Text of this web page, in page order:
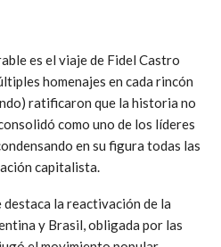
es el viaje de Fidel Castro
homenajes en cada rincón
ratificaron que la historia no
como uno de los líderes
en su figura todas las
capitalista.
destaca la reactivación de la
y Brasil, obligada por las